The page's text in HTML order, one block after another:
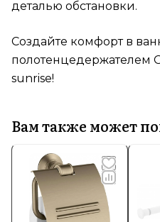
деталью обстановки.
Создайте комфорт в
полотенцедержателем
sunrise!
Вам также может